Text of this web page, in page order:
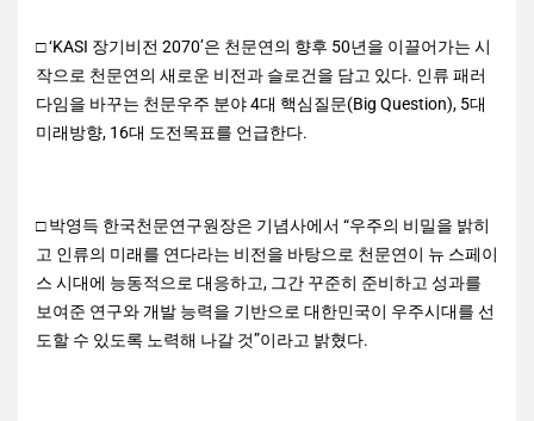
□ ‘KASI 장기비전 2070’은 천문연의 향후 50년을 이끌어가는 시
작으로 천문연의 새로운 비전과 슬로건을 담고 있다. 인류 패러
다임을 바꾸는 천문우주 분야 4대 핵심질문(Big Question), 5대
미래방향, 16대 도전목표를 언급한다.
□ 박영득 한국천문연구원장은 기념사에서 “우주의 비밀을 밝히
고 인류의 미래를 연다라는 비전을 바탕으로 천문연이 뉴 스페이
스 시대에 능동적으로 대응하고, 그간 꾸준히 준비하고 성과를
보여준 연구와 개발 능력을 기반으로 대한민국이 우주시대를 선
도할 수 있도록 노력해 나갈 것”이라고 밝혔다.